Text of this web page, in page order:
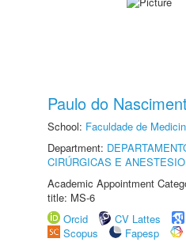
Paulo do
School: Faculdade de
Department:
CIRÚRGICAS E
Academic Appointment
title: MS-6
Orcid
CV Lattes
Scopus
Fapesp